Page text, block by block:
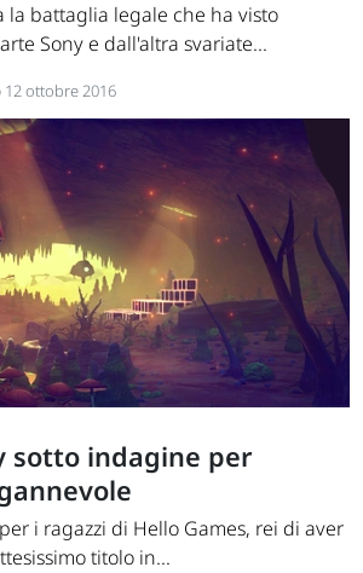
la battaglia legale che ha visto
Sony e dall'altra svariate...
12 ottobre 2016
sotto indagine per
i ragazzi di Hello Games, rei di aver
titolo in...